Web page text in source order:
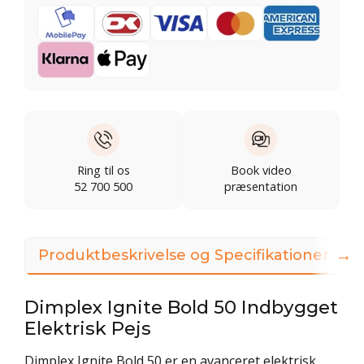
Ring til os
52 700 500
Book video
præsentation
Produktbeskrivelse og Specifikationer
Dimplex Ignite Bold 50 Indbygget
Elektrisk Pejs
Dimplex Ignite Bold 50 er en avanceret elektrisk
→